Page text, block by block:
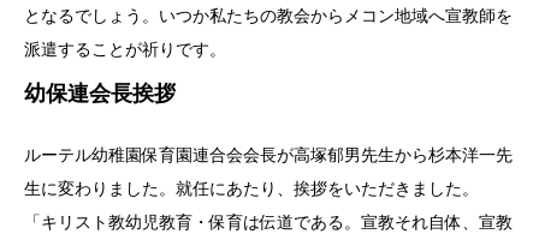
となるでしょう。いつか私たちの教会からメコン地域へ宣教師を
派遣することが祈りです。
幼保連会長挨拶
ルーテル幼稚園保育園連合会会長が高塚郁男先生から杉本洋一先
生に変わりました。就任にあたり、挨拶をいただきました。
「キリスト教幼児教育・保育は伝道である。宣教それ自体、宣教